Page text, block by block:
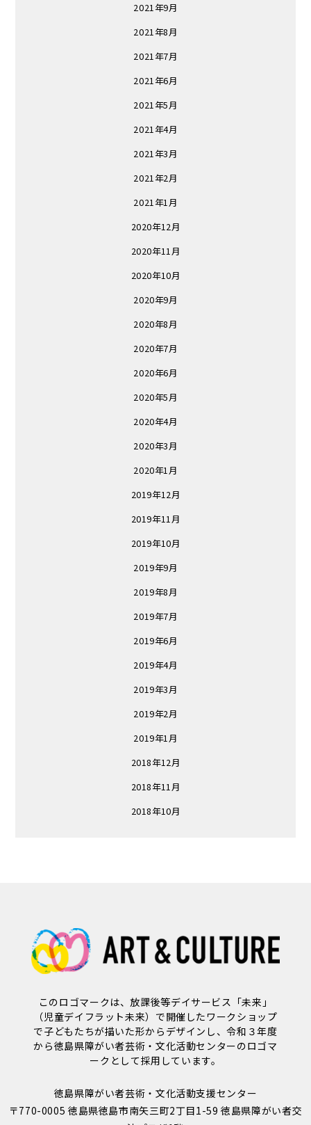
2021年9月
2021年8月
2021年7月
2021年6月
2021年5月
2021年4月
2021年3月
2021年2月
2021年1月
2020年12月
2020年11月
2020年10月
2020年9月
2020年8月
2020年7月
2020年6月
2020年5月
2020年4月
2020年3月
2020年1月
2019年12月
2019年11月
2019年10月
2019年9月
2019年8月
2019年7月
2019年6月
2019年4月
2019年3月
2019年2月
2019年1月
2018年12月
2018年11月
2018年10月
このロゴマークは、放課後等デイサービス「未来」
（児童デイフラット未来）で開催したワークショップ
で子どもたちが描いた形からデザインし、令和３年度
から徳島県障がい者芸術・文化活動センターのロゴマ
ークとして採用しています。
徳島県障がい者芸術・文化活動支援センター
〒770-0005 徳島県徳島市南矢三町2丁目1-59 徳島県障がい者交